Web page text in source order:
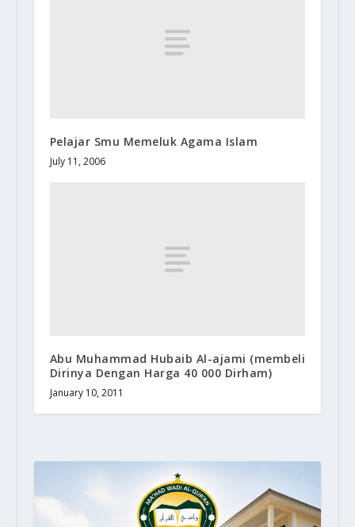
Pelajar Smu Memeluk Agama Islam
July 11, 2006
Abu Muhammad Hubaib Al-ajami (membeli
Dirinya Dengan Harga 40 000 Dirham)
January 10, 2011